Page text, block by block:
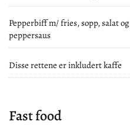
Pepperbiff m/ fries, sopp, salat og
peppersaus
Disse rettene er inkludert kaffe
Fast food